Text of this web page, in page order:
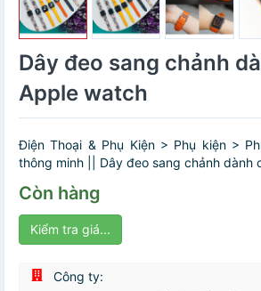
Dây đeo sang chảnh
Apple watch
Điện Thoại & Phụ Kiện > Phụ kiện >
thông minh || Dây đeo sang chảnh dành
Còn hàng
Kiểm tra giá...
Công ty: